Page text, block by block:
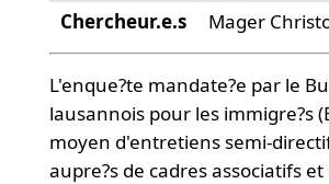
Chercheur.e.s
Mager
L'enque?te mandate?e par le
lausannois pour les immigre?s
moyen d'entretiens semi-
aupre?s de cadres associatifs